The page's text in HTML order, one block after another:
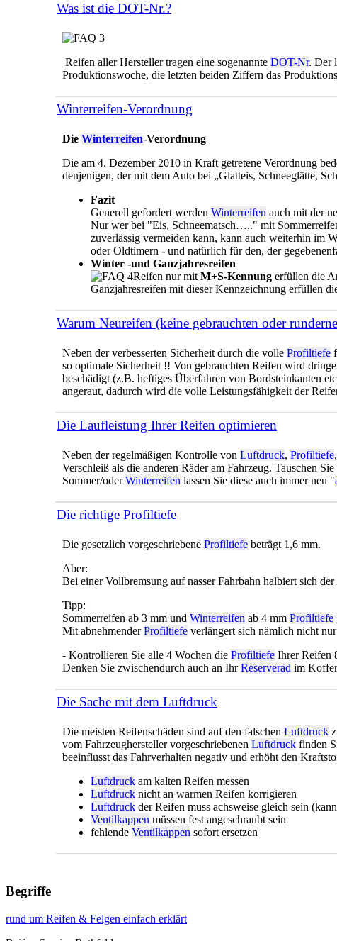
Was ist die DOT-Nr.?
Reifen aller Hersteller tragen eine sogenannte DOT-Nr. Der
Produktionswoche, die letzten beiden Ziffern das
Winterreifen-Verordnung
Die Winterreifen-Verordnung
Die am 4. Dezember 2010 in Kraft getretene Verordnung
denjenigen, der mit dem Auto bei „Glatteis, Schneeglätte,
Fazit
Generell gefordert werden Winterreifen auch mit der
Nur wer bei "Eis, Schneematsch….." mit
zuverlässig vermeiden kann, kann auch weiterhin im
oder Oldtimern - und natürlich für den, der
Winter -und Ganzjahresreifen
Reifen nur mit M+S-Kennung erfüllen die
Ganzjahresreifen mit dieser Kennzeichnung erfüllen
Warum Neureifen (keine gebrauchten oder
Neben der verbesserten Sicherheit durch die volle Profiltiefe
so optimale Sicherheit !! Von gebrauchten Reifen wird
beschädigt (z.B. heftiges Überfahren von Bordsteinkanten
angeraut, dadurch wird die volle Leistungsfähigkeit der
Die Laufleistung Ihrer Reifen optimieren
Neben der regelmäßigen Kontrolle von Luftdruck, Profiltiefe
Verschleiß als die anderen Räder am Fahrzeug. Tauschen
Sommer/oderWinterreifen lassen Sie diese auch immer neu "
Die richtige Profiltiefe
Die gesetzlich vorgeschriebene Profiltiefe beträgt 1,6 mm.
Aber:
Bei einer Vollbremsung auf nasser Fahrbahn halbiert sich
Tipp:
Sommerreifen ab 3 mm und Winterreifen ab 4 mm Profiltiefe
Mit abnehmenderProfiltiefe verlängert sich nämlich nicht
- Kontrollieren Sie alle 4 Wochen die Profiltiefe Ihrer Reifen
Denken Sie zwischendurch auch an IhrReserverad im
Die Sache mit dem Luftdruck
Die meisten Reifenschäden sind auf den falschen Luftdruck
vom Fahrzeughersteller vorgeschriebenen Luftdruck finden
beeinflusst das Fahrverhalten negativ und erhöht den
Luftdruck am kalten Reifen messen
Luftdruck nicht an warmen Reifen korrigieren
Luftdruck der Reifen muss achsweise gleich sein
Ventilkappen müssen fest angeschraubt sein
fehlende Ventilkappen sofort ersetzen
Begriffe
rund um Reifen & Felgen einfach erklärt